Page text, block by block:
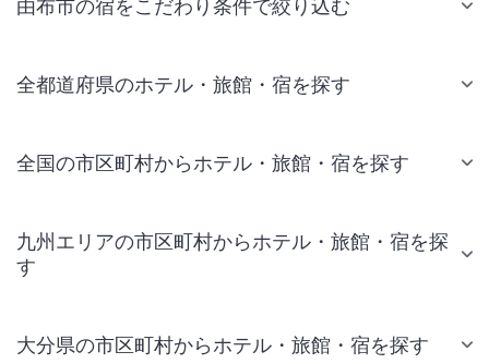
由布市の宿をこだわり条件で絞り込む
全都道府県のホテル・旅館・宿を探す
全国の市区町村からホテル・旅館・宿を探す
九州エリアの市区町村からホテル・旅館・宿を探
す
大分県の市区町村からホテル・旅館・宿を探す